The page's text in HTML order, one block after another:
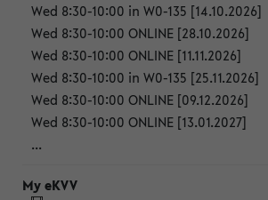
Wed 8:30-10:00 in W0-135 [14.10.2026]
Wed 8:30-10:00 ONLINE [28.10.2026]
Wed 8:30-10:00 ONLINE [11.11.2026]
Wed 8:30-10:00 in W0-135 [25.11.2026]
Wed 8:30-10:00 ONLINE [09.12.2026]
Wed 8:30-10:00 ONLINE [13.01.2027]
...